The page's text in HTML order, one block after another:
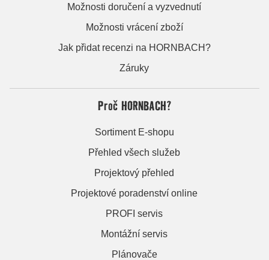
Možnosti doručení a vyzvednutí
Možnosti vrácení zboží
Jak přidat recenzi na HORNBACH?
Záruky
Proč HORNBACH?
Sortiment E-shopu
Přehled všech služeb
Projektový přehled
Projektové poradenství online
PROFI servis
Montážní servis
Plánovače